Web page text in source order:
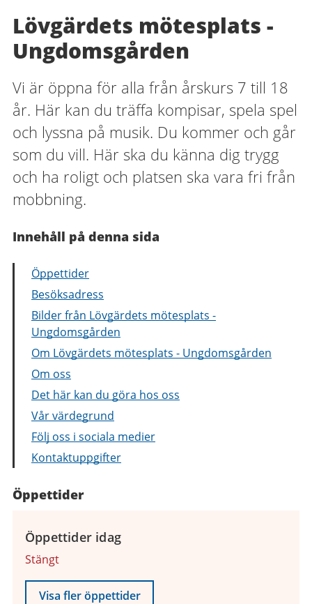
Lövgärdets mötesplats -
Ungdomsgården
Vi är öppna för alla från årskurs 7 till 18
år. Här kan du träffa kompisar, spela spel
och lyssna på musik. Du kommer och går
som du vill. Här ska du känna dig trygg
och ha roligt och platsen ska vara fri från
mobbning.
Innehåll på denna sida
Öppettider
Besöksadress
Bilder från Lövgärdets mötesplats -
Ungdomsgården
Om Lövgärdets mötesplats - Ungdomsgården
Om oss
Det här kan du göra hos oss
Vår värdegrund
Följ oss i sociala medier
Kontaktuppgifter
Öppettider
Öppettider idag
Stängt
Visa fler öppettider